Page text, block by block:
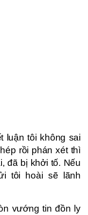
luận tôi không sai
rồi phán xét thì
đã bị khởi tố. Nếu
tôi hoài sẽ lãnh
vướng tin đồn ly